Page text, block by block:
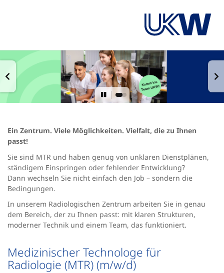
Medizinischer Technologe für
Radiologie (MTR) (m/w/d)
Ein Zentrum. Viele Möglichkeiten. Vielfalt, die zu Ihnen
passt!
Sie sind MTR und haben genug von unklaren Dienstplänen,
ständigem Einspringen oder fehlender Entwicklung?
Dann wechseln Sie nicht einfach den Job – sondern die
Bedingungen.
In unserem Radiologischen Zentrum arbeiten Sie in genau
dem Bereich, der zu Ihnen passt: mit klaren Strukturen,
moderner Technik und einem Team, das funktioniert.